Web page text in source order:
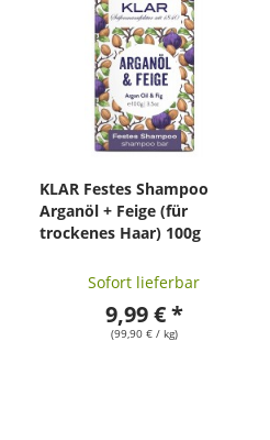
KLAR Festes Shampoo
Arganöl + Feige (für
trockenes Haar) 100g
Sofort lieferbar
9,99 € *
(99,90 € / kg)